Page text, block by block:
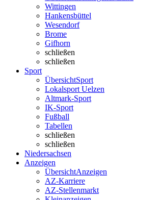
Wittingen
Hankensbüttel
Wesendorf
Brome
Gifhorn
schließen
schließen
Sport
ÜbersichtSport
Lokalsport Uelzen
Altmark-Sport
IK-Sport
Fußball
Tabellen
schließen
schließen
Niedersachsen
Anzeigen
ÜbersichtAnzeigen
AZ-Karriere
AZ-Stellenmarkt